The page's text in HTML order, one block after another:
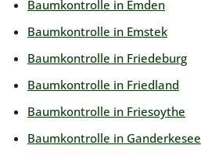
Baumkontrolle in Emden
Baumkontrolle in Emstek
Baumkontrolle in Friedeburg
Baumkontrolle in Friedland
Baumkontrolle in Friesoythe
Baumkontrolle in Ganderkesee